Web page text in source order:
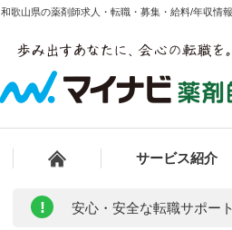
和歌山県の薬剤師求人・転職・募集・給料/年収情
サービス紹介
! 安心・安全な転職サポー